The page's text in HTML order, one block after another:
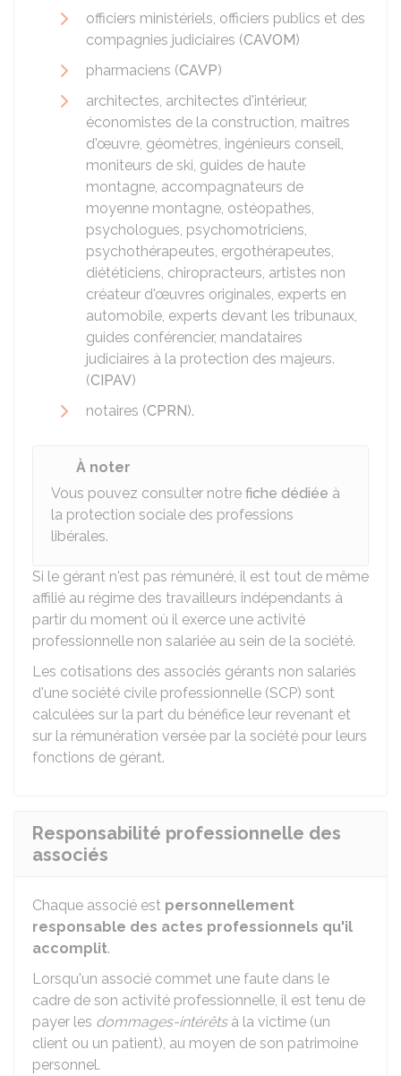
officiers ministériels, officiers publics et des
compagnies judiciaires (CAVOM)
pharmaciens (CAVP)
architectes, architectes d'intérieur,
économistes de la construction, maîtres
d'œuvre, géomètres, ingénieurs conseil,
moniteurs de ski, guides de haute
montagne, accompagnateurs de
moyenne montagne, ostéopathes,
psychologues, psychomotriciens,
psychothérapeutes, ergothérapeutes,
diététiciens, chiropracteurs, artistes non
créateur d'œuvres originales, experts en
automobile, experts devant les tribunaux,
guides conférencier, mandataires
judiciaires à la protection des majeurs.
(CIPAV)
notaires (CPRN).
À noter
Vous pouvez consulter notre fiche dédiée à
la protection sociale des professions
libérales.
Si le gérant n'est pas rémunéré, il est tout de même
affilié au régime des travailleurs indépendants à
partir du moment où il exerce une activité
professionnelle non salariée au sein de la société.
Les cotisations des associés gérants non salariés
d'une société civile professionnelle (SCP) sont
calculées sur la part du bénéfice leur revenant et
sur la rémunération versée par la société pour leurs
fonctions de gérant.
Responsabilité professionnelle des
associés
Chaque associé est personnellement
responsable des actes professionnels qu'il
accomplit.
Lorsqu'un associé commet une faute dans le
cadre de son activité professionnelle, il est tenu de
payer les dommages-intérêtsà la victime (un
client ou un patient), au moyen de son patrimoine
personnel.